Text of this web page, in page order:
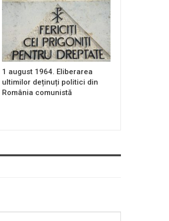
1 august 1964. Eliberarea
ultimilor deținuți politici din
România comunistă